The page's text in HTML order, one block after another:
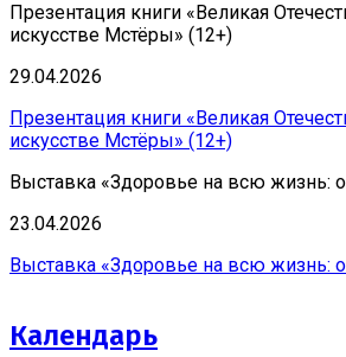
Презентация книги «Великая
искусстве Мстёры» (12+)
29.04.2026
Презентация книги «Великая
искусстве Мстёры» (12+)
Выставка «Здоровье на всю жизнь:
23.04.2026
Выставка «Здоровье на всю жизнь:
Календарь